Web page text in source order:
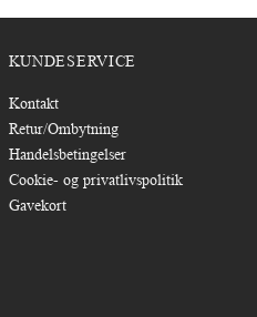
KUNDESERVICE
Kontakt
Retur/Ombytning
Handelsbetingelser
Cookie- og privatlivspolitik
Gavekort